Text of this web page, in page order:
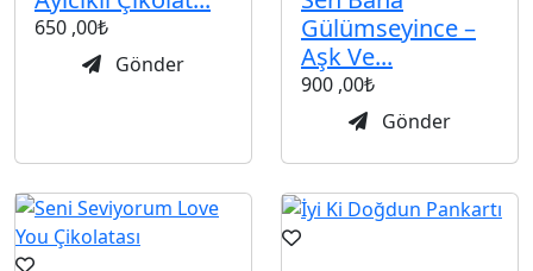
650 ,00₺
Gönder
Gülümseyince –
Aşk Ve...
900 ,00₺
Gönder